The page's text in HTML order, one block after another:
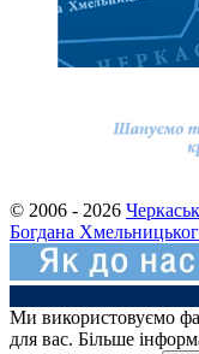
© 2006 - 2026
Богдана
Ми використовуємо
для вас. Більше